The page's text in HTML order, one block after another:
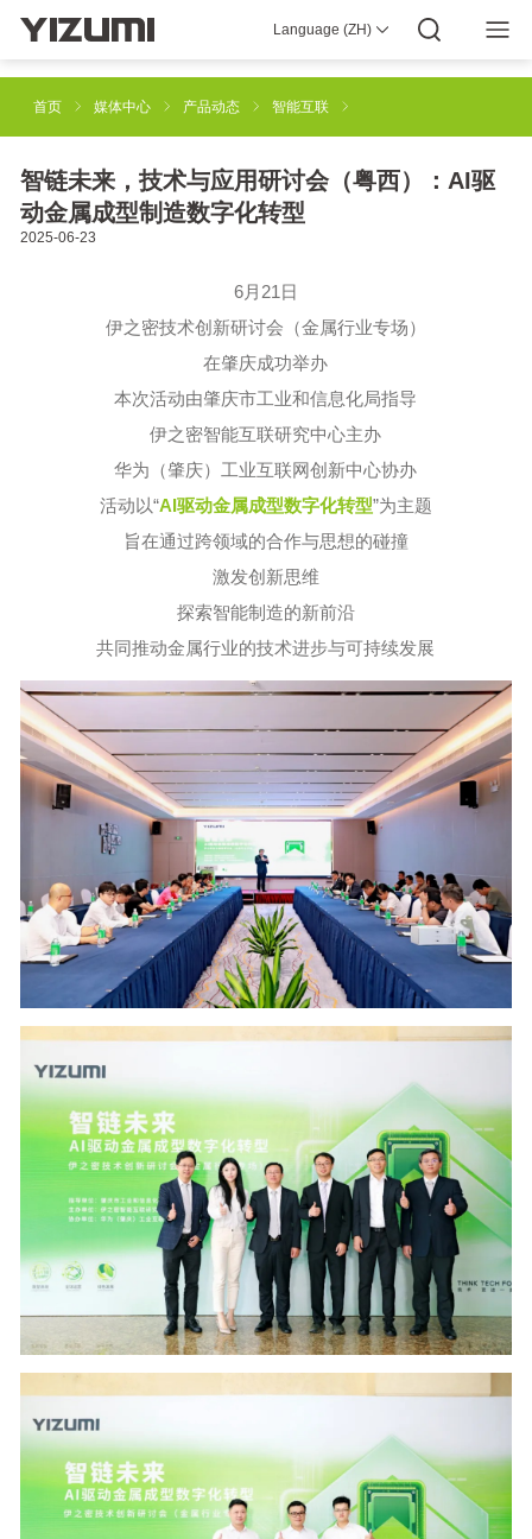
Language (ZH)
机器人自动化解决方案
智能制造解决方案
企业介绍 YIZUMI全球 全球智慧
YIZUMI绿色
下载专区
首页
媒体中心 产品动态 智能互联
智链未来，技术与应用研讨会（粤西）：AI驱
动金属成型制造数字化转型
2025-06-23
6月21日
伊之密技术创新研讨会（金属行业专场）
在肇庆成功举办
本次活动由肇庆市工业和信息化局指导
伊之密智能互联研究中心主办
华为（肇庆）工业互联网创新中心协办
活动以“AI驱动金属成型数字化转型”为主题
旨在通过跨领域的合作与思想的碰撞
激发创新思维
探索智能制造的新前沿
共同推动金属行业的技术进步与可持续发展